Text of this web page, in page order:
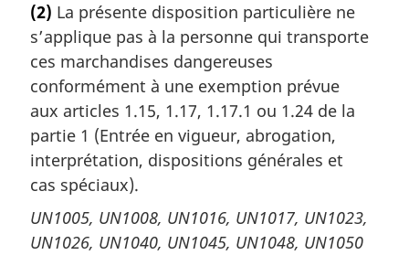
(2) La présente disposition particulière ne
s’applique pas à la personne qui transporte
ces marchandises dangereuses
conformément à une exemption prévue
aux articles 1.15, 1.17, 1.17.1 ou 1.24 de la
partie 1 (Entrée en vigueur, abrogation,
interprétation, dispositions générales et
cas spéciaux).
UN1005, UN1008, UN1016, UN1017, UN1023,
UN1026, UN1040, UN1045, UN1048, UN1050